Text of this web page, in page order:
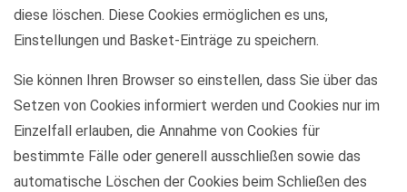
diese löschen. Diese Cookies ermöglichen es uns,
Einstellungen und Basket-Einträge zu speichern.
Sie können Ihren Browser so einstellen, dass Sie über das
Setzen von Cookies informiert werden und Cookies nur im
Einzelfall erlauben, die Annahme von Cookies für
bestimmte Fälle oder generell ausschließen sowie das
automatische Löschen der Cookies beim Schließen des